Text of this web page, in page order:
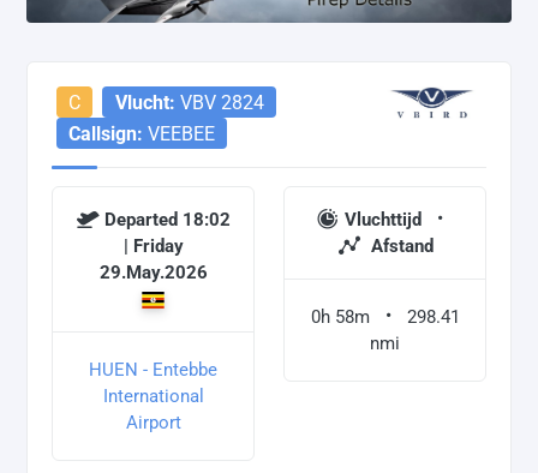
C Vlucht: VBV 2824
Callsign: VEEBEE
Departed 18:02
| Friday
29.May.2026
HUEN - Entebbe
International
Airport
Vluchttijd
Afstand
0h 58m
298.41
nmi